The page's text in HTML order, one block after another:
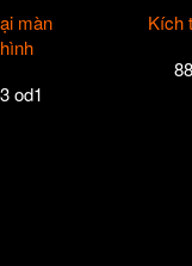
màn
hình
od1
Kích